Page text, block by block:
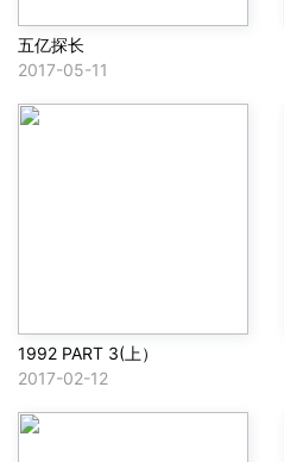
五亿探长
2017-05-11
1992 PART 3(上）
2017-02-12